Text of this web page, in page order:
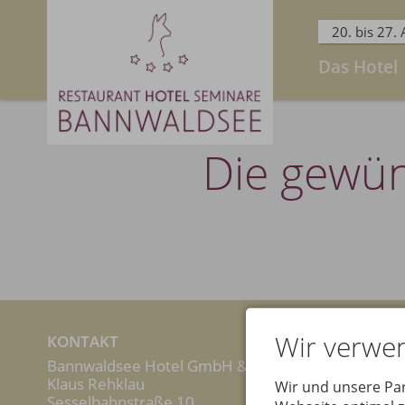
20. bis 27.
Das Hotel
Die
KONTAKT
Bannwaldsee Hotel GmbH & Co. KG
Klaus Rehklau
Facebook
Wir
Wir und unsere